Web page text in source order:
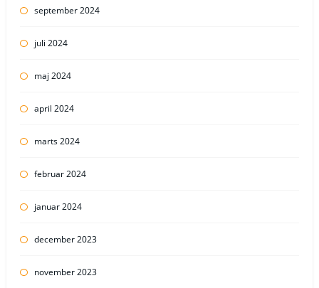
september 2024
juli 2024
maj 2024
april 2024
marts 2024
februar 2024
januar 2024
december 2023
november 2023